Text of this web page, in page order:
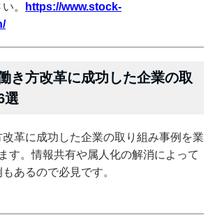
。
https://www.stock-
き方改革に成功した企業の取
選
改革に成功した企業の取り組み事例を業
す。情報共有や属人化の解消によって
あるので必見です。